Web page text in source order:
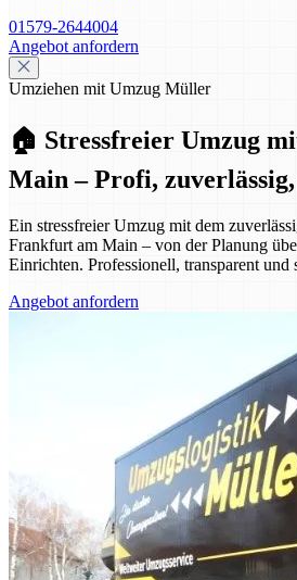
01579-2644004
Angebot anfordern
Umziehen mit Umzug Müller
🏠 Stressfreier Umzug
Main – Profi,
Ein stressfreier Umzug mit dem
Frankfurt am Main – von der Planung
Einrichten. Professionell, transparent und
Angebot anfordern